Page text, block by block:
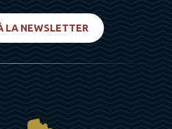
LA NEWSLETTER